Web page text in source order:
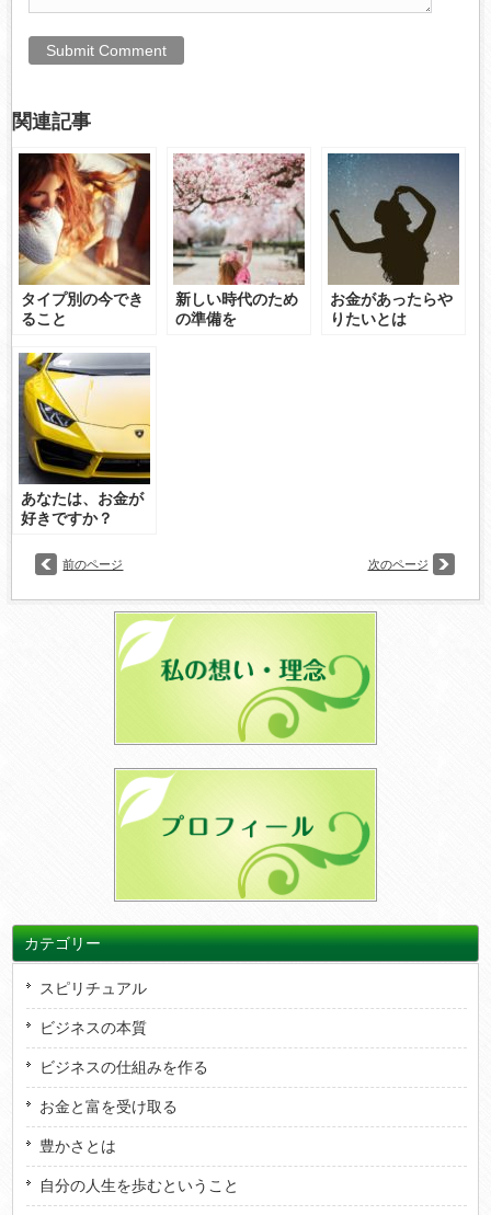
関連記事
タイプ別の今でき
ること
新しい時代のため
の準備を
お金があったらや
りたいとは
あなたは、お金が
好きですか？
前のページ 次のページ
カテゴリー
スピリチュアル
ビジネスの本質
ビジネスの仕組みを作る
お金と富を受け取る
豊かさとは
自分の人生を歩むということ